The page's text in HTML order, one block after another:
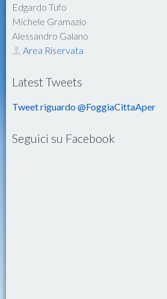
Edgardo Tufo
Michele Gramazio
Alessandro Galano
Area Riservata
Latest Tweets
Tweet riguardo @FoggiaCittaAper
Seguici su Facebook